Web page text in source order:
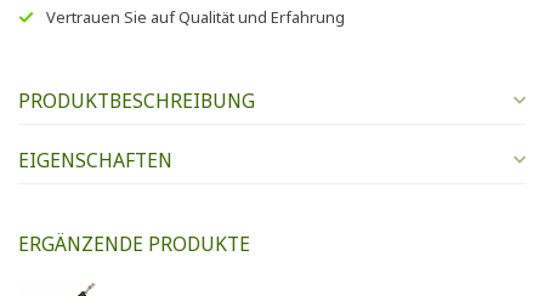
Vertrauen Sie aufQualität und Erfahrung
PRODUKTBESCHREIBUNG
EIGENSCHAFTEN
ERGÄNZENDE PRODUKTE